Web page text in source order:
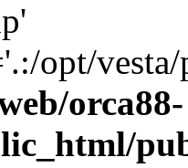
opt/
orca88-